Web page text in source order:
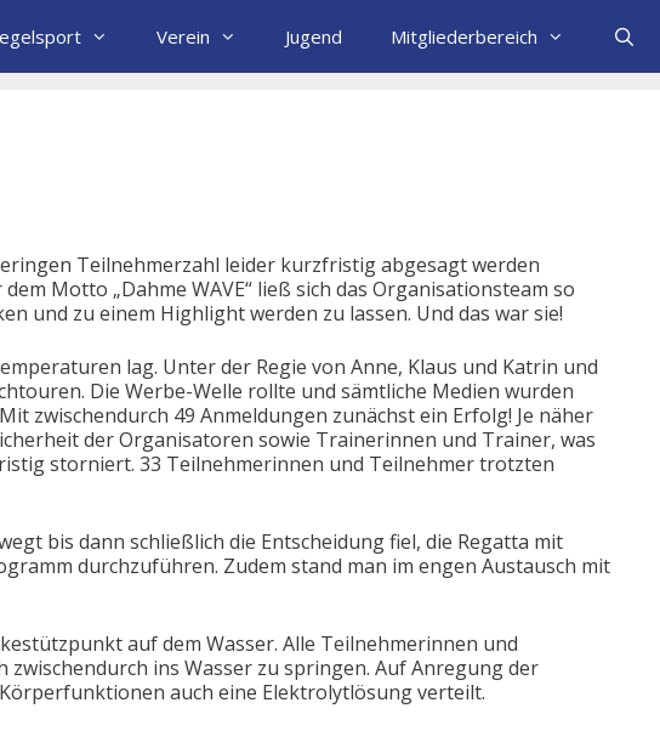
Verein Jugend Mitgliederbereich
Teilnehmerzahl leider kurzfristig abgesagt werden
Motto „Dahme WAVE“ ließ sich das Organisationsteam so
und zu einem Highlight werden zu lassen. Und das war sie!
lag. Unter der Regie von Anne, Klaus und Katrin und
Die Werbe-Welle rollte und sämtliche Medien wurden
zwischendurch 49 Anmeldungen zunächst ein Erfolg! Je näher
der Organisatoren sowie Trainerinnen und Trainer, was
storniert. 33 Teilnehmerinnen und Teilnehmer trotzten
bis dann schließlich die Entscheidung fiel, die Regatta mit
durchzuführen. Zudem stand man im engen Austausch mit
auf dem Wasser. Alle Teilnehmerinnen und
ins Wasser zu springen. Auf Anregung der
auch eine Elektrolytlösung verteilt.